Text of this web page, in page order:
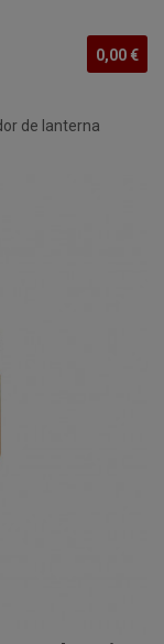
0,00 €
de lanterna